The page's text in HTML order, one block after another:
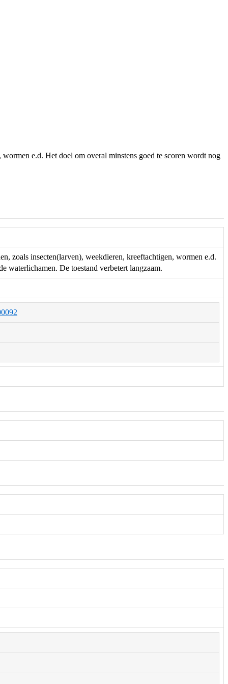
e.d. Het doel om overal minstens goed te scoren wordt nog
zoals insecten(larven), weekdieren, kreeftachtigen, wormen e.d.
waterlichamen. De toestand verbetert langzaam.